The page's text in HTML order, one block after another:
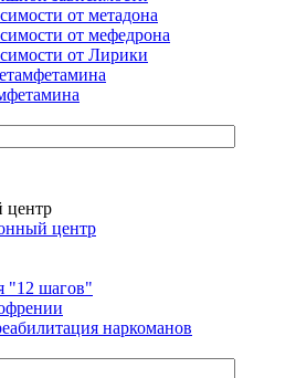
от метадона
от мефедрона
от Лирики
центр
центр
"12 шагов"
наркоманов